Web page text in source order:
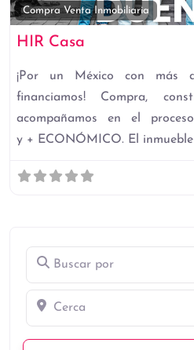
Buscar por
Cerca
Compra Venta Inmobiliaria
HIR Casa
¡Por un México con más
financiamos! Compra,
acompañamos en el
y + ECONÓMICO. El